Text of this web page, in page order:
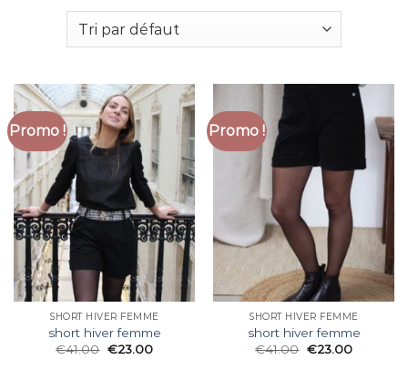
Promo !
SHORT HIVER FEMME
short hiver femme
€41.00 €23.00
Promo !
SHORT HIVER FEMME
short hiver femme
€41.00 €23.00